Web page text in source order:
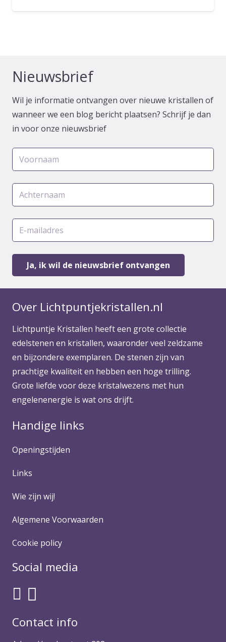
Nieuwsbrief
Wil je informatie ontvangen over nieuwe kristallen of
wanneer we een blog bericht plaatsen? Schrijf je dan
in voor onze nieuwsbrief
Over Lichtpuntjekristallen.nl
Lichtpuntje Kristallen heeft een grote collectie
edelstenen en kristallen, waaronder veel zeldzame
en bijzondere exemplaren. De stenen zijn van
prachtige kwaliteit en hebben een hoge trilling.
Grote liefde voor deze kristalwezens met hun
engelenenergie is wat ons drijft.
Handige links
Openingstijden
Links
Wie zijn wij!
Algemene Voorwaarden
Cookie policy
Social media
Contact info